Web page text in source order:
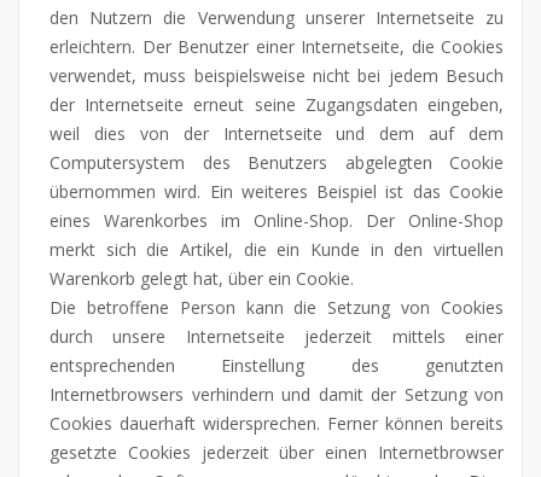
den Nutzern die Verwendung unserer Internetseite zu
erleichtern. Der Benutzer einer Internetseite, die Cookies
verwendet, muss beispielsweise nicht bei jedem Besuch
der Internetseite erneut seine Zugangsdaten eingeben,
weil dies von der Internetseite und dem auf dem
Computersystem des Benutzers abgelegten Cookie
übernommen wird. Ein weiteres Beispiel ist das Cookie
eines Warenkorbes im Online-Shop. Der Online-Shop
merkt sich die Artikel, die ein Kunde in den virtuellen
Warenkorb gelegt hat, über ein Cookie.
Die betroffene Person kann die Setzung von Cookies
durch unsere Internetseite jederzeit mittels einer
entsprechenden Einstellung des genutzten
Internetbrowsers verhindern und damit der Setzung von
Cookies dauerhaft widersprechen. Ferner können bereits
gesetzte Cookies jederzeit über einen Internetbrowser